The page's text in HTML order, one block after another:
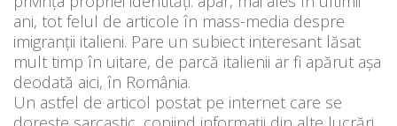
ani, tot felul de articole în mass-media despre
imigranții italieni. Pare un subiect interesant lăsat
mult timp în uitare, de parcă italienii ar fi apărut așa
deodată aici, în România.
Un astfel de articol postat pe internet care se